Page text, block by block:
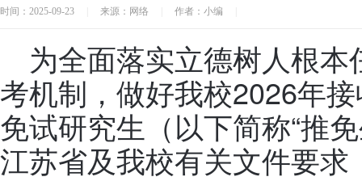
时间：2025-09-23 来源：网络 作者：小编
为全面落实立德树人根
考机制，做好我校2026年
免试研究生（以下简称“推
江苏省及我校有关文件要